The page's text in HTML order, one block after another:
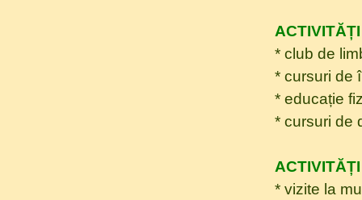
* club de
* cursuri de
* educație
* cursuri de
* vizite la